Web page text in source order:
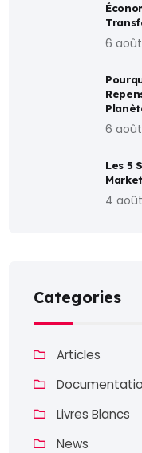
6
6
Les 5
4
Categories
Articles
Livres Blancs
News